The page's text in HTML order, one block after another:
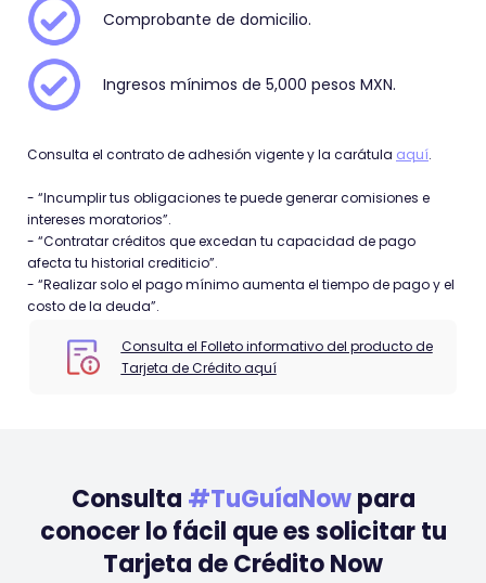
Comprobante de domicilio.
Ingresos mínimos de 5,000 pesos MXN.
Consulta el contrato de adhesión vigente y la carátula aquí.
- “Incumplir tus obligaciones te puede generar comisiones e
intereses moratorios”.
- “Contratar créditos que excedan tu capacidad de pago
afecta tu historial crediticio”.
- “Realizar solo el pago mínimo aumenta el tiempo de pago y el
costo de la deuda”.
Consulta el Folleto informativo del producto de
Tarjeta de Crédito aquí
Consulta #TuGuíaNowpara
conocer lo fácil que es solicitar tu
Tarjeta de Crédito Now